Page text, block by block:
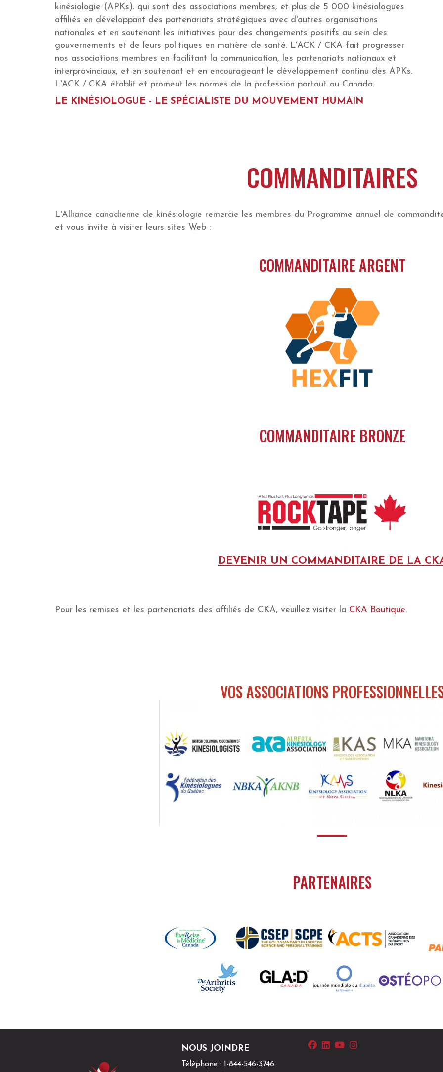
kinésiologie (APKs), qui sont des associations membres, et plus de 5 000 kinésiologues
affiliés en développant des partenariats stratégiques avec d'autres organisations
nationales et en soutenant les initiatives pour des changements positifs au sein des
gouvernements et de leurs politiques en matière de santé. L'ACK / CKA fait progresser
nos associations membres en facilitant la communication, les partenariats nationaux et
interprovinciaux, et en soutenant et en encourageant le développement continu des APKs.
L'ACK / CKA établit et promeut les normes de la profession partout au Canada.
LE KINÉSIOLOGUE - LE SPÉCIALISTE DU MOUVEMENT HUMAIN
COMMANDITAIRES
L'Alliance canadienne de kinésiologie remercie les membres du Programme annuel de
et vous invite à visiter leurs sites Web :
COMMANDITAIRE ARGENT
COMMANDITAIRE BRONZE
DEVENIR UN COMMANDITAIRE DE LA
Pour les remises et les partenariats des affiliés de CKA, veuillez visiter la CKA Boutique.
VOS ASSOCIATIONS
PARTENAIRES
Téléphone : 1-844-546-3746
facebooklinkedin
youtubeinstagram